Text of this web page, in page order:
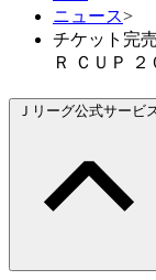
ニュース>
チケット完
Ｒ ＣＵＰ ２
Ｊリーグ公式サービ